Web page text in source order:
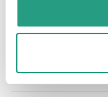
Per meter te